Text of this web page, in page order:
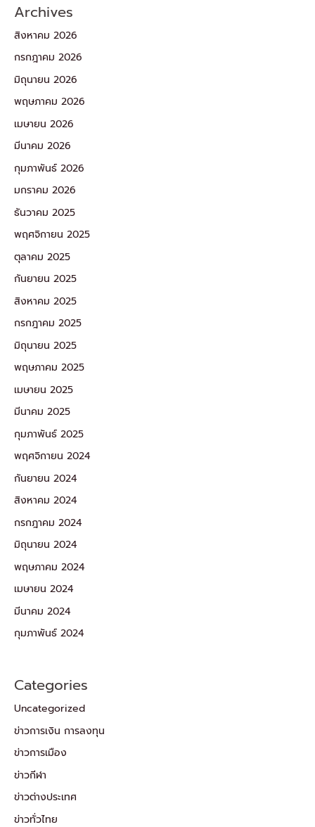
Archives
สิงหาคม 2026
กรกฎาคม 2026
มิถุนายน 2026
พฤษภาคม 2026
เมษายน 2026
มีนาคม 2026
กุมภาพันธ์ 2026
มกราคม 2026
ธันวาคม 2025
พฤศจิกายน 2025
ตุลาคม 2025
กันยายน 2025
สิงหาคม 2025
กรกฎาคม 2025
มิถุนายน 2025
พฤษภาคม 2025
เมษายน 2025
มีนาคม 2025
กุมภาพันธ์ 2025
พฤศจิกายน 2024
กันยายน 2024
สิงหาคม 2024
กรกฎาคม 2024
มิถุนายน 2024
พฤษภาคม 2024
เมษายน 2024
มีนาคม 2024
กุมภาพันธ์ 2024
Categories
Uncategorized
ข่าวการเงิน การลงทุน
ข่าวการเมือง
ข่าวกีฬา
ข่าวต่างประเทศ
ข่าวทั่วไทย